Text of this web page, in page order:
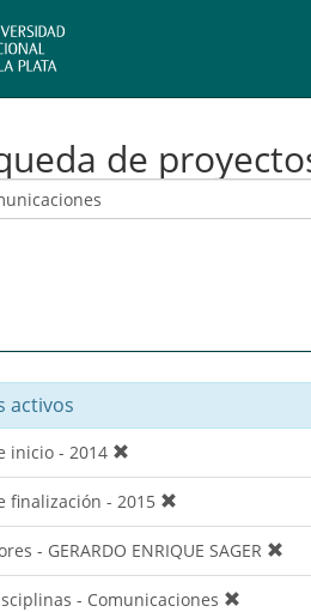
de
activos
inicio - 2014
finalización - 2015
- GERARDO ENRIQUE SAGER
- Comunicaciones